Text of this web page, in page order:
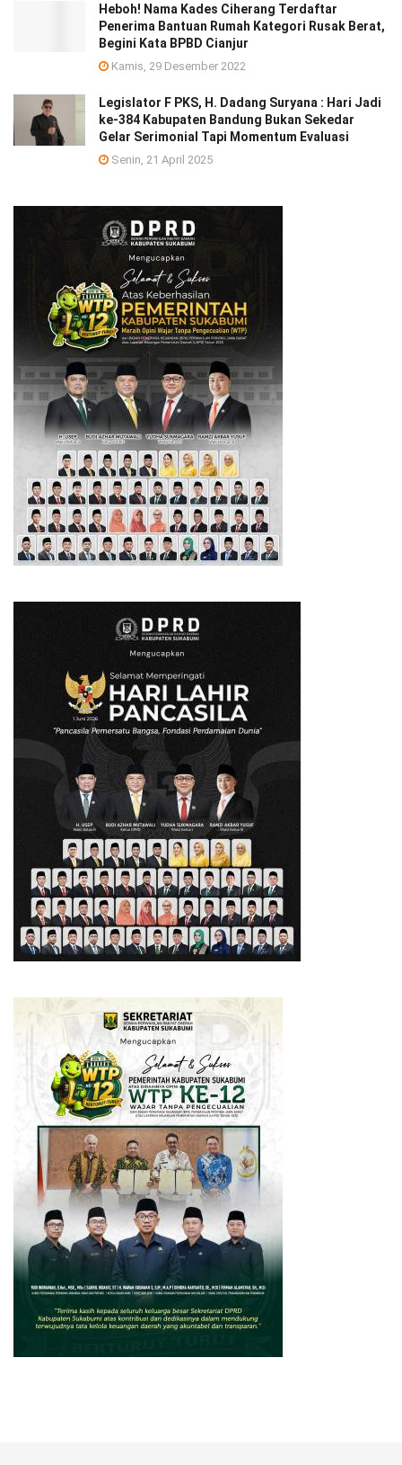
Heboh! Nama Kades Ciherang Terdaftar
Penerima Bantuan Rumah Kategori Rusak Berat,
Begini Kata BPBD Cianjur
Kamis, 29 Desember 2022
Legislator F PKS, H. Dadang Suryana : Hari Jadi
ke-384 Kabupaten Bandung Bukan Sekedar
Gelar Serimonial Tapi Momentum Evaluasi
Senin, 21 April 2025